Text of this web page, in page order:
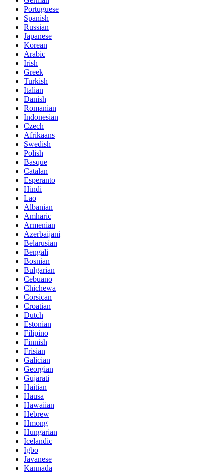
Portuguese
Spanish
Russian
Japanese
Korean
Arabic
Irish
Greek
Turkish
Italian
Danish
Romanian
Indonesian
Czech
Afrikaans
Swedish
Polish
Basque
Catalan
Esperanto
Hindi
Lao
Albanian
Amharic
Armenian
Azerbaijani
Belarusian
Bengali
Bosnian
Bulgarian
Cebuano
Chichewa
Corsican
Croatian
Dutch
Estonian
Filipino
Finnish
Frisian
Galician
Georgian
Gujarati
Haitian
Hausa
Hawaiian
Hebrew
Hmong
Hungarian
Icelandic
Igbo
Javanese
Kannada